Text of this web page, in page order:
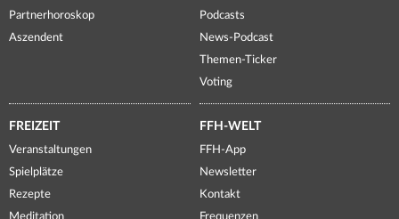
Partnerhoroskop
Aszendent
Podcasts
News-Podcast
Themen-Ticker
Voting
FREIZEIT
Veranstaltungen
Spielplätze
Rezepte
Meditation
FFH-WELT
FFH-App
Newsletter
Kontakt
Frequenzen